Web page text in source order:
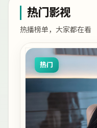
热门影视
热播榜单，大家都在看
热门